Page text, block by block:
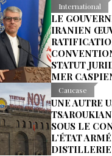
International
LE
IRANIEN
STATUT
MER
Caucase
UNE AUTRE
SOUS LE
L’ÉTAT
DISTILLERIE